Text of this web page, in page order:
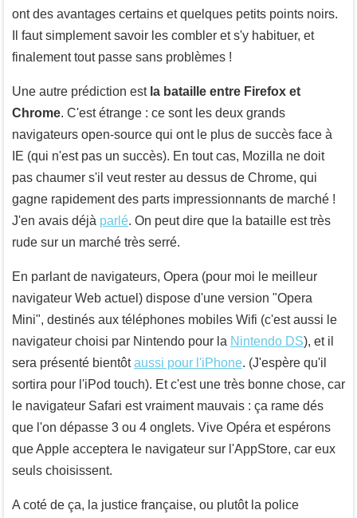
ont des avantages certains et quelques petits points noirs.
Il faut simplement savoir les combler et s'y habituer, et
finalement tout passe sans problèmes !
Une autre prédiction est la bataille entre Firefox et
Chrome. C'est étrange : ce sont les deux grands
navigateurs open-source qui ont le plus de succès face à
IE (qui n'est pas un succès). En tout cas, Mozilla ne doit
pas chaumer s'il veut rester au dessus de Chrome, qui
gagne rapidement des parts impressionnants de marché !
J'en avais déjà parlé. On peut dire que la bataille est très
rude sur un marché très serré.
En parlant de navigateurs, Opera (pour moi le meilleur
navigateur Web actuel) dispose d'une version "Opera
Mini", destinés aux téléphones mobiles Wifi (c'est aussi le
navigateur choisi par Nintendo pour la Nintendo DS), et il
sera présenté bientôtaussi pour l'iPhone. (J'espère qu'il
sortira pour l'iPod touch). Et c'est une très bonne chose, car
le navigateur Safari est vraiment mauvais : ça rame dés
que l'on dépasse 3 ou 4 onglets. Vive Opéra et espérons
que Apple acceptera le navigateur sur l'AppStore, car eux
seuls choisissent.
A coté de ça, la justice française, ou plutôt la police